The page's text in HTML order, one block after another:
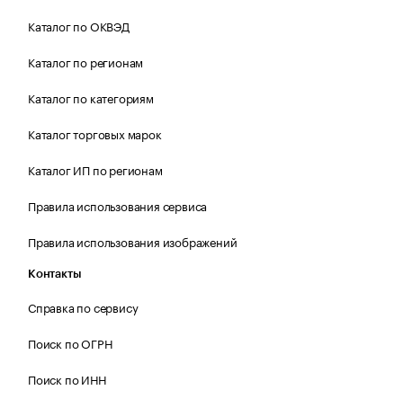
Каталог по ОКВЭД
Каталог по регионам
Каталог по категориям
Каталог торговых марок
Каталог ИП по регионам
Правила использования сервиса
Правила использования изображений
Контакты
Справка по сервису
Поиск по ОГРН
Поиск по ИНН